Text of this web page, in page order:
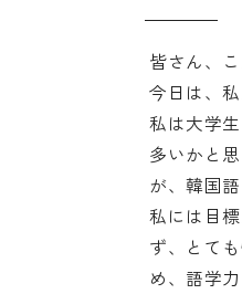
皆さん、こ
今日は、
私は大学
多いかと
が、韓国
私には目
ず、とて
め、語学